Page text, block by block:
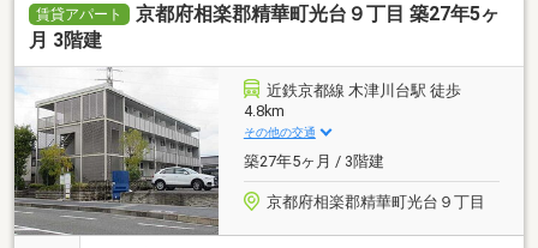
賃貸アパート
京都府相楽郡精華町光台９丁目 築27年5ヶ
月 3階建
近鉄京都線 木津川台駅 徒歩
4.8km
その他の交通
築27年5ヶ月 / 3階建
京都府相楽郡精華町光台９丁目